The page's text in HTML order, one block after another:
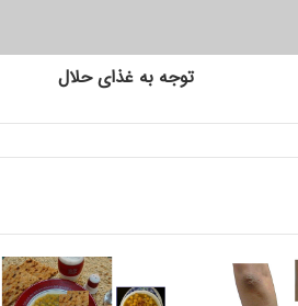
همه نسل ها می شود
آرد بريان
بر سیستم عصبی مرکزی و محیطی
تغییر در سوخت و ساز (متابولیسم)
کربوهیدرات می شود
توجه به غذای حلال